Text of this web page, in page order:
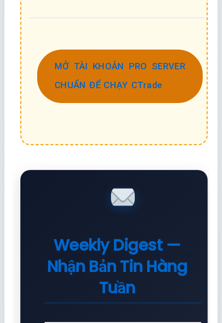
MỞ TÀI KHOẢN PRO SERVER
CHUẨN ĐỂ CHẠY CTrade
Weekly Digest —
Nhận Bản Tin Hàng
Tuần